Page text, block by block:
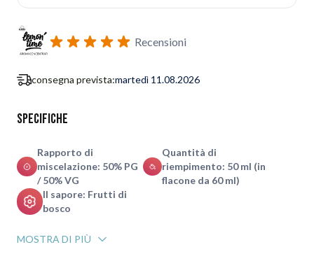
Recensioni
consegna prevista:martedì 11.08.2026
Specifiche
Rapporto di
miscelazione: 50% PG
/ 50% VG
Quantità di
riempimento: 50 ml (in
flacone da 60 ml)
Il sapore: Frutti di
bosco
MOSTRA DI PIÙ